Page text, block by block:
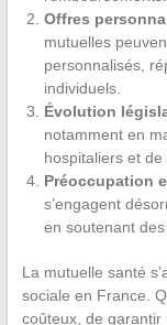
Offres
mutuelles
personnalisés,
individuels.
Évolution
notamment en
hospitaliers et
Préoccupation
s’engagent
en soutenant
La mutuelle santé
sociale en France.
coûteux, de garantir